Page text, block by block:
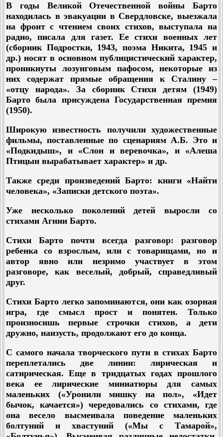
В годы Великой Отечественной войны Барто
находилась в эвакуации в Свердловске, выезжала
на фронт с чтением своих стихов, выступала на
радио, писала для газет. Ее стихи военных лет
(сборник Подростки, 1943, поэма Никита, 1945 и
др.) носят в основном публицистический характер,
проникнуты лозунговым пафосом, некоторые из
них содержат прямые обращения к Сталину –
«отцу народа». За сборник Стихи детям (1949)
Барто была присуждена Государственная премия
(1950).
Широкую известность получили художественные
фильмы, поставленные по сценариям А.Б. Это и
«Подкидыш», и «Слон и веревочка», и «Алеша
Птицын вырабатывает характер» и др.
Также среди произведений Барто: книги «Найти
человека», «Записки детского поэта».
Уже несколько поколений детей выросли со
стихами Агнии Барто.
Стихи Барто почти всегда разговор: разговор
ребенка со взрослым, или с товарищами, но и
автор явно или незримо участвует в этом
разговоре, как веселый, добрый, справедливый
друг.
Стихи Барто легко запоминаются, они как озорная
игра, где смысл прост и понятен. Только
произносишь первые строчки стихов, а дети
дружно, наизусть, продолжают его до конца.
С самого начала творческого пути в стихах Барто
переплетались две линии: лирическая и
сатирическая. Еще в тридцатых годах прошлого
века ее лирические миниатюры для самых
маленьких («Уронили мишку на пол», «Идет
бычок, качается») чередовались со стихами, где
она весело высмеивала поведение маленьких
болтуний и хвастуний («Мы с Тамарой»,